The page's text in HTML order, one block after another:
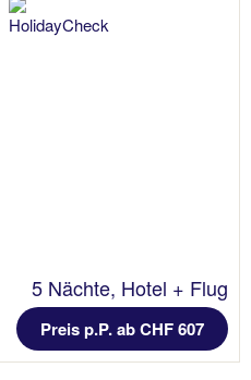
5 Nächte, Hotel + Flug
Preis p.P. ab CHF 607